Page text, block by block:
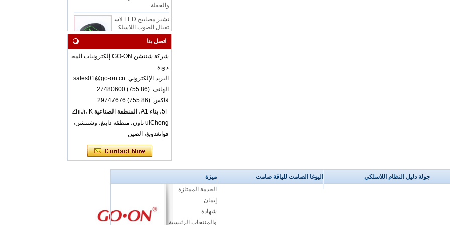
تشير مصابيح LED لاس
تقبال الصوت اللاسلك
ي RF-8650
RF-608 3 قنوات سما
راحة يرتدي الفصل أو ال
مؤتمر
RF-608 مريح ارتداء
سماعات ديسكو صامت
ة بجودة صوت جيدة
RF-608 مصنع للبيع بال
جملة القابلة لإعادة ال
شحن 3 سماعة رأس
صامتة ديسكو للأحداث
ة LED LED RF-309
MLC الإصدار سماعات
رأس ديسكو صامتة للأ
اتصل بنا
شركة شنتشن GO-ON إلكترونيات المح
دودة
البريد الإلكتروني: sales01@go-on.cn
الهاتف: (86 755) 27480600
فاكس: (86 755) 29747676
5F، بناء A1، المنطقة الصناعية ZhiJi، K
uiChong تاون، منطقة دابنغ، وشنتشن،
قوانغدونغ، الصين
ميزة
الخدمة الممتازة
إيمان
شهادة
والمنتجات الرئيسية
اليوغا الصامت للياقة صامت جولة دليل النظام اللاسلكي